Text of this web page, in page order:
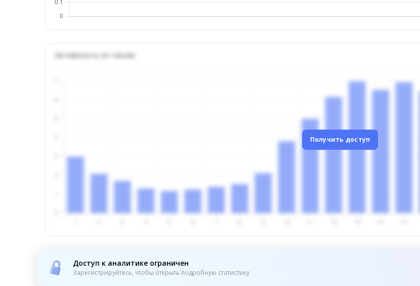
Активность по часам
Получить доступ
Доступ к аналитике ограничен
Зарегистрируйтесь, чтобы открыть подробную статистику